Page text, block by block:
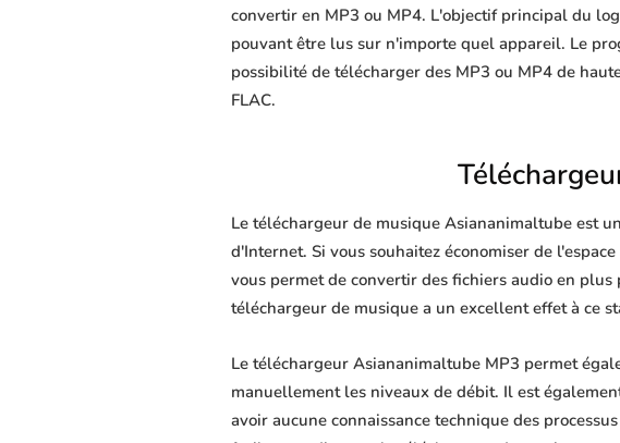
convertir en MP3 ou MP4. L'objectif principal du
pouvant être lus sur n'importe quel appareil. Le
possibilité de télécharger des MP3 ou MP4 de
FLAC.
Le téléchargeur de musique Asiananimaltube est
d'Internet. Si vous souhaitez économiser de
vous permet de convertir des fichiers audio en
téléchargeur de musique a un excellent effet à ce
Le téléchargeur Asiananimaltube MP3 permet
manuellement les niveaux de débit. Il est
avoir aucune connaissance technique des